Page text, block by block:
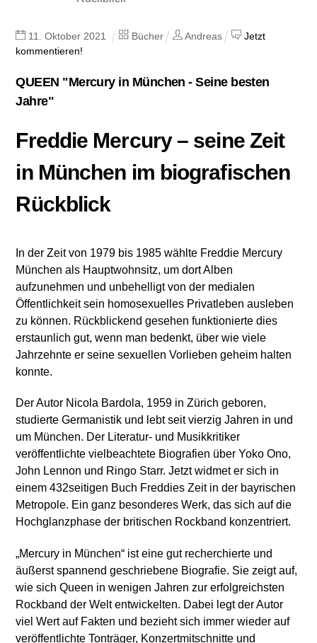
11 .Oktober 2021 Bücher Andreas
Jetzt
kommentieren!
QUEEN "Mercury in München - Seine besten
Jahre"
Freddie Mercury – seine Zeit
in München im biografischen
Rückblick
In der Zeit von 1979 bis 1985 wählte Freddie Mercury
München als Hauptwohnsitz, um dort Alben
aufzunehmen und unbehelligt von der medialen
Öffentlichkeit sein homosexuelles Privatleben ausleben
zu können. Rückblickend gesehen funktionierte dies
erstaunlich gut, wenn man bedenkt, über wie viele
Jahrzehnte er seine sexuellen Vorlieben geheim halten
konnte.
Der Autor Nicola Bardola, 1959 in Zürich geboren,
studierte Germanistik und lebt seit vierzig Jahren in und
um München. Der Literatur- und Musikkritiker
veröffentlichte vielbeachtete Biografien über Yoko Ono,
John Lennon und Ringo Starr. Jetzt widmet er sich in
einem 432seitigen Buch Freddies Zeit in der bayrischen
Metropole. Ein ganz besonderes Werk, das sich auf die
Hochglanzphase der britischen Rockband konzentriert.
„Mercury in München“ ist eine gut recherchierte und
äußerst spannend geschriebene Biografie. Sie zeigt auf,
wie sich Queen in wenigen Jahren zur erfolgreichsten
Rockband der Welt entwickelten. Dabei legt der Autor
viel Wert auf Fakten und bezieht sich immer wieder auf
veröffentlichte Tonträger, Konzertmitschnitte und